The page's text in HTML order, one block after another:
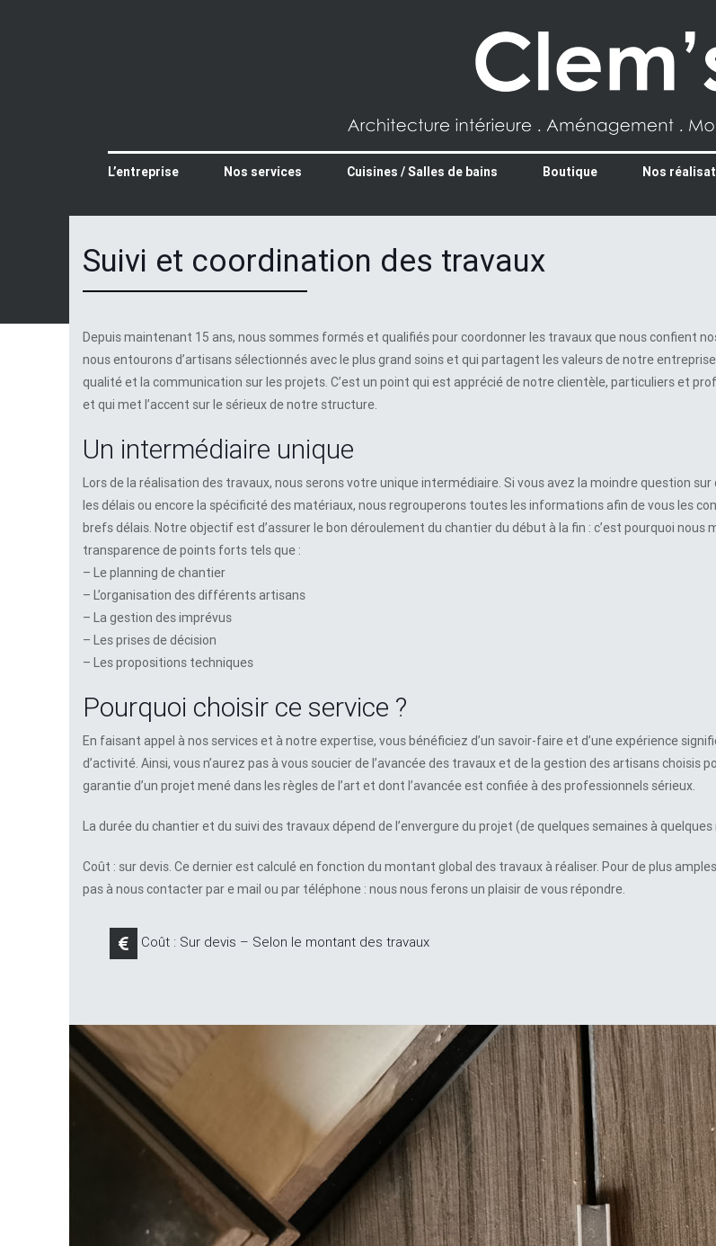
L’entreprise Nos services Cuisines / Salles de bains Boutique Nos
Suivi et coordination des travaux
Depuis maintenant 15 ans, nous sommes formés et qualifiés pour coordonner les travaux que nous confient
nous entourons d’artisans sélectionnés avec le plus grand soins et qui partagent les valeurs de notre
qualité et la communication sur les projets. C’est un point qui est apprécié de notre clientèle, particuliers et
et qui met l’accent sur le sérieux de notre structure.
Un intermédiaire unique
Lors de la réalisation des travaux, nous serons votre unique intermédiaire. Si vous avez la moindre question
les délais ou encore la spécificité des matériaux, nous regrouperons toutes les informations afin de vous les
brefs délais. Notre objectif est d’assurer le bon déroulement du chantier du début à la fin : c’est pourquoi nous
transparence de points forts tels que :
– Le planning de chantier
– L’organisation des différents artisans
– La gestion des imprévus
– Les prises de décision
– Les propositions techniques
Pourquoi choisir ce service ?
En faisant appel à nos services et à notre expertise, vous bénéficiez d’un savoir-faire et d’une expérience
d’activité. Ainsi, vous n’aurez pas à vous soucier de l’avancée des travaux et de la gestion des artisans choisis
garantie d’un projet mené dans les règles de l’art et dont l’avancée est confiée à des professionnels sérieux.
La durée du chantier et du suivi des travaux dépend de l’envergure du projet (de quelques semaines à
Coût : sur devis. Ce dernier est calculé en fonction du montant global des travaux à réaliser. Pour de plus
pas à nous contacter par e mail ou par téléphone : nous nous ferons un plaisir de vous répondre.
Coût : Sur devis – Selon le montant des travaux